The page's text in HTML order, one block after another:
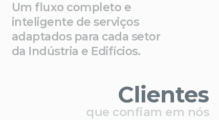
Um fluxo completo e
inteligente de serviços
adaptados para cada setor
da Indústria e Edifícios.
Clientes
que confiam em nós